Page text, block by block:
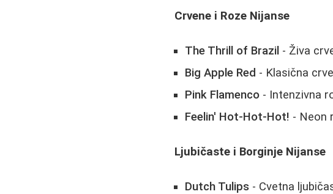
Crvene i Roze Nijanse
The Thrill of Brazil - Živa
Big Apple Red - Klasična
Pink Flamenco - Intenzivna
Feelin' Hot-Hot-Hot! - Neon
Ljubičaste i Borginje Nijanse
Dutch Tulips - Cvetna